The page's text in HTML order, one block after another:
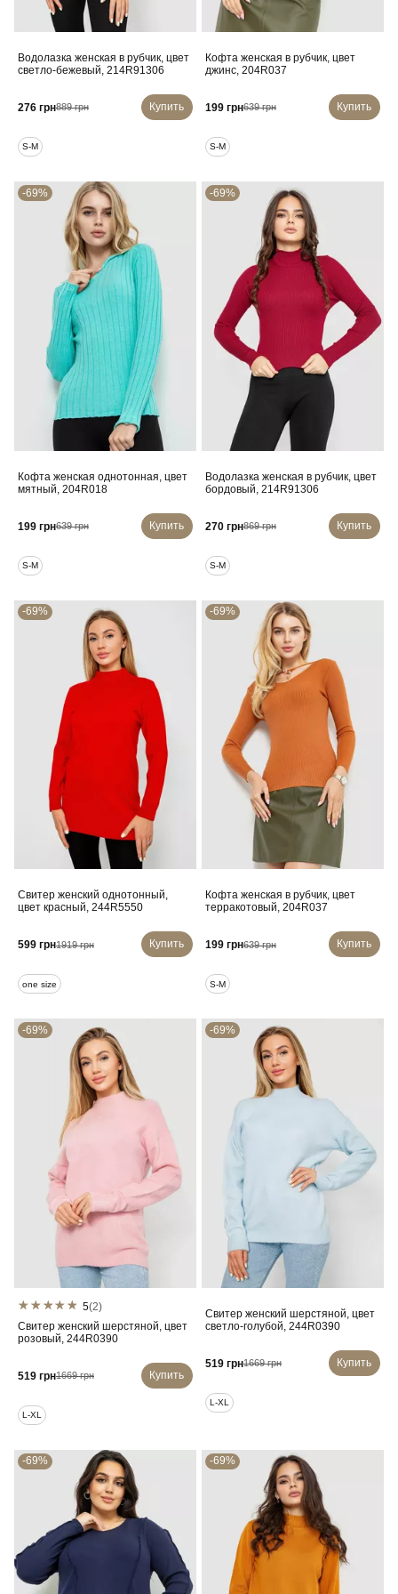
Водолазка женская в рубчик, цвет
светло-бежевый, 214R91306
276 грн889 грн Купить
S-M
Кофта женская в рубчик, цвет
джинс, 204R037
199 грн639 грн Купить
S-M
-69%
Кофта женская однотонная, цвет
мятный, 204R018
199 грн639 грн Купить
S-M
-69%
Водолазка женская в рубчик, цвет
бордовый, 214R91306
270 грн869 грн Купить
S-M
-69%
Свитер женский однотонный,
цвет красный, 244R5550
599 грн1919 грн Купить
one size
-69%
Кофта женская в рубчик, цвет
терракотовый, 204R037
199 грн639 грн Купить
S-M
-69%
5(2)
Свитер женский шерстяной, цвет
розовый, 244R0390
519 грн1669 грн Купить
L-XL
-69%
Свитер женский шерстяной, цвет
светло-голубой, 244R0390
519 грн1669 грн Купить
L-XL
-69% -69%